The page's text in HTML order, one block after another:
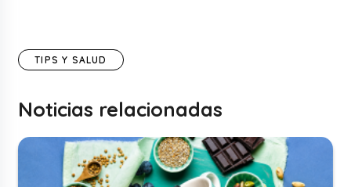
TIPS Y SALUD
Noticias relacionadas